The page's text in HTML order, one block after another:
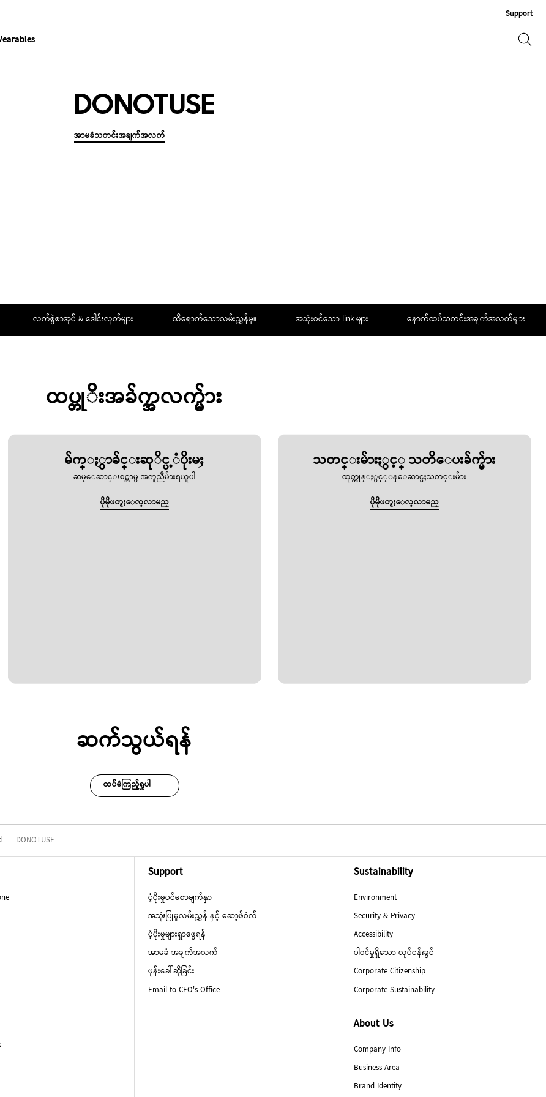
Support
DONOTUSE
အာမခံသတင်းအချက်အလက်
လက်စွဲစာအုပ် & ဒေါင်းလုတ်များ ထိရောက်သောလမ်းညွှန်မှု။ အသုံးဝင်သော link များ
နောက်ထပ်သတင်းအချက်အလက်များ
ထပ္တုိးအခ်က္အလက္မ်ား
မ်က္ႏွာခ်င္းဆုိင္ပ့ံပိုးမႈ
ဆမ္ေဆာင္းစင္တာမွ အကူညီမ်ားရယူပါ
ပိုမိုဖတ္ရႈေလ့လာမည္
သတင္းမ်ားႏွင့္ သတိေပးခ်က္မ်ား
ထုတ္ကုန္ႏွင့္၀န္ေဆာင္မႈသတင္းမ်ား
ပိုမိုဖတ္ရႈေလ့လာမည္
ဆက်သွယ်ရန်
ထပ်မံကြည့်ရှုပါ
DONOTUSE
Support
ပံ့ပိုးမှုပင်မစာမျက်နှာ
အသုံးပြုမှုလမ်းညွှန် နှင့် ဆော့ဖ်ဝဲလ်
ပံ့ပိုးမှုများရှာဖွေရန်
အာမခံ အချက်အလက်
ဖုန်းခေါ်ဆိုခြင်း
Email to CEO's Office
Sustainability
Environment
Security & Privacy
Accessibility
ပါဝင်မှုရှိသော လုပ်ငန်းခွင်
Corporate Citizenship
Corporate Sustainability
About Us
Company Info
Business Area
Brand Identity